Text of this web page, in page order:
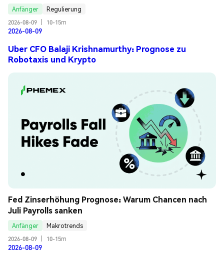
Anfänger
Regulierung
2026-08-09
10-15m
2026-08-09
Uber CFO Balaji Krishnamurthy: Prognose zu
Robotaxis und Krypto
Fed Zinserhöhung Prognose: Warum Chancen nach
Juli Payrolls sanken
Anfänger
Makrotrends
2026-08-09
10-15m
2026-08-09